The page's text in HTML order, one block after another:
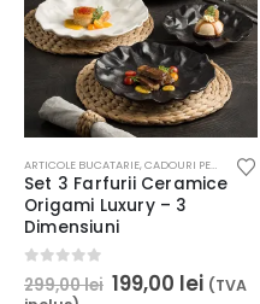
produs
are
mai
multe
Opțiunile
ARTICOLE BUCATARIE,CADOURI PENTRU EA
Set 3 Farfurii Ceramice
Origami Luxury – 3
Dimensiuni
0 out of 5
299,00lei Prețul
199,00 leiPrețul
(TVA